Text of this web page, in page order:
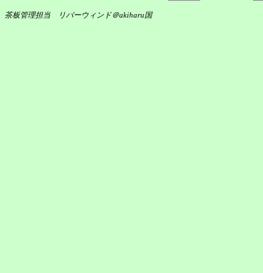
茶板管理担当 リバーウィンド＠akiharu国